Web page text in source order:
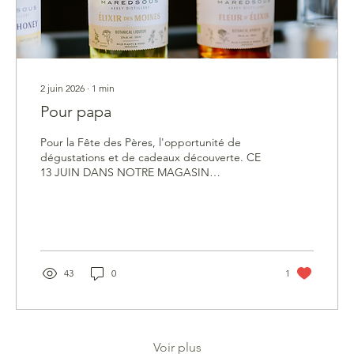
2 juin 2026 ∙ 1 min
Pour papa
Pour la Fête des Pères, l'opportunité de
dégustations et de cadeaux découverte. CE
13 JUIN DANS NOTRE MAGASIN
43 0 1
Voir plus